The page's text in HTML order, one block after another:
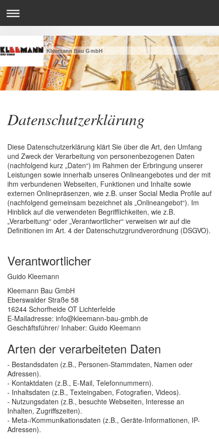
Kleemann Bau GmbH
Datenschutzerklärung
Diese Datenschutzerklärung klärt Sie über die Art, den Umfang
und Zweck der Verarbeitung von personenbezogenen Daten
(nachfolgend kurz „Daten“) im Rahmen der Erbringung unserer
Leistungen sowie innerhalb unseres Onlineangebotes und der mit
ihm verbundenen Webseiten, Funktionen und Inhalte sowie
externen Onlinepräsenzen, wie z.B. unser Social Media Profile auf
(nachfolgend gemeinsam bezeichnet als „Onlineangebot“). Im
Hinblick auf die verwendeten Begrifflichkeiten, wie z.B.
„Verarbeitung“ oder „Verantwortlicher“ verweisen wir auf die
Definitionen im Art. 4 der Datenschutzgrundverordnung (DSGVO).
Verantwortlicher
Guido Kleemann
Kleemann Bau GmbH
Eberswalder Straße 58
16244 Schorfheide OT Lichterfelde
E-Mailadresse: info@kleemann-bau-gmbh.de
Geschäftsführer/ Inhaber: Guido Kleemann
Arten der verarbeiteten Daten
- Bestandsdaten (z.B., Personen-Stammdaten, Namen oder
Adressen).
- Kontaktdaten (z.B., E-Mail, Telefonnummern).
- Inhaltsdaten (z.B., Texteingaben, Fotografien, Videos).
- Nutzungsdaten (z.B., besuchte Webseiten, Interesse an
Inhalten, Zugriffszeiten).
- Meta-/Kommunikationsdaten (z.B., Geräte-Informationen, IP-
Adressen).